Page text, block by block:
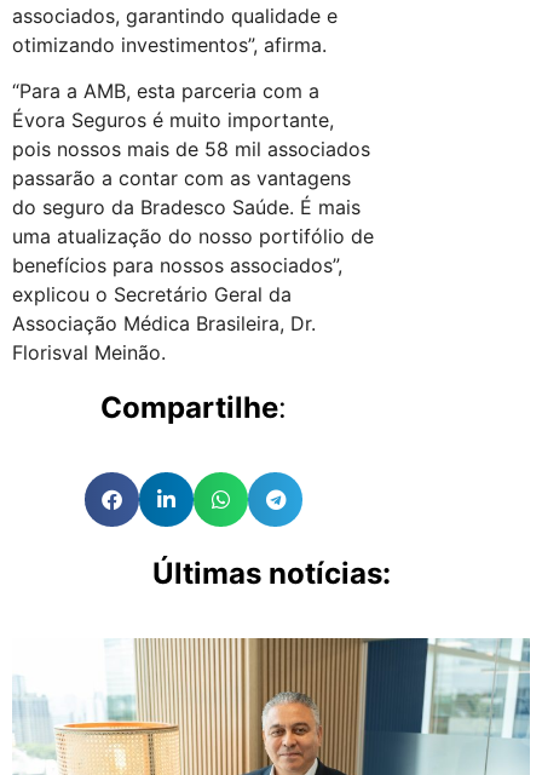
associados, garantindo qualidade e
otimizando investimentos”, afirma.
“Para a AMB, esta parceria com a
Évora Seguros é muito importante,
pois nossos mais de 58 mil associados
passarão a contar com as vantagens
do seguro da Bradesco Saúde. É mais
uma atualização do nosso portifólio de
benefícios para nossos associados”,
explicou o Secretário Geral da
Associação Médica Brasileira, Dr.
Florisval Meinão.
Compartilhe:
Últimas notícias: